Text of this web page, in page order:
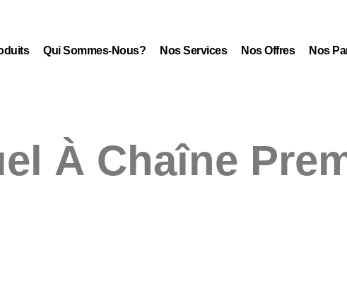
Qui Sommes-Nous? Nos Services Nos Offres Nos
À Chaîne